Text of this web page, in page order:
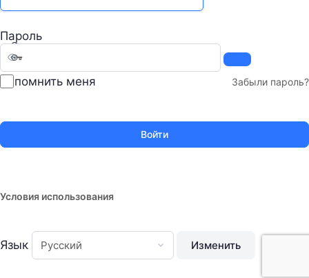
Пароль
Забыли пароль?
Запомнить меня
Условия использования
Язык